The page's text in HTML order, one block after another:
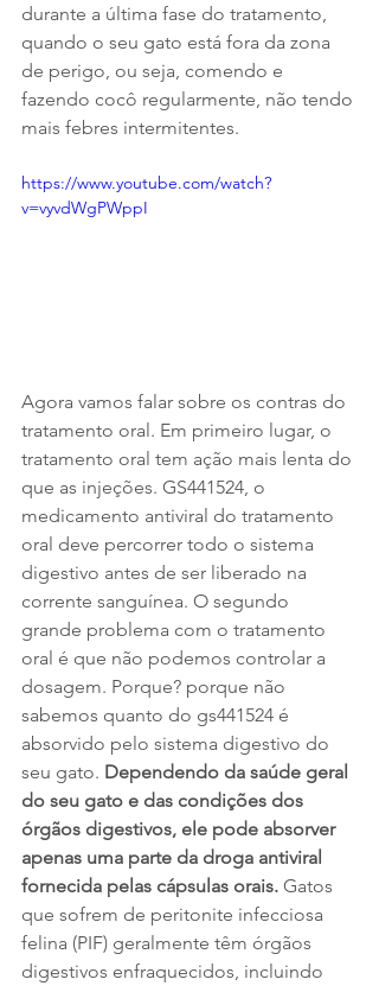
durante a última fase do tratamento,
quando o seu gato está fora da zona
de perigo, ou seja, comendo e
fazendo cocô regularmente, não tendo
mais febres intermitentes.
https://www.youtube.com/watch?
v=vyvdWgPWppI
Agora vamos falar sobre os contras do
tratamento oral. Em primeiro lugar, o
tratamento oral tem ação mais lenta do
que as injeções. GS441524, o
medicamento antiviral do tratamento
oral deve percorrer todo o sistema
digestivo antes de ser liberado na
corrente sanguínea. O segundo
grande problema com o tratamento
oral é que não podemos controlar a
dosagem. Porque? porque não
sabemos quanto do gs441524 é
absorvido pelo sistema digestivo do
seu gato. Dependendo da saúde geral
do seu gato e das condições dos
órgãos digestivos, ele pode absorver
apenas uma parte da droga antiviral
fornecida pelas cápsulas orais. Gatos
que sofrem de peritonite infecciosa
felina (PIF) geralmente têm órgãos
digestivos enfraquecidos, incluindo